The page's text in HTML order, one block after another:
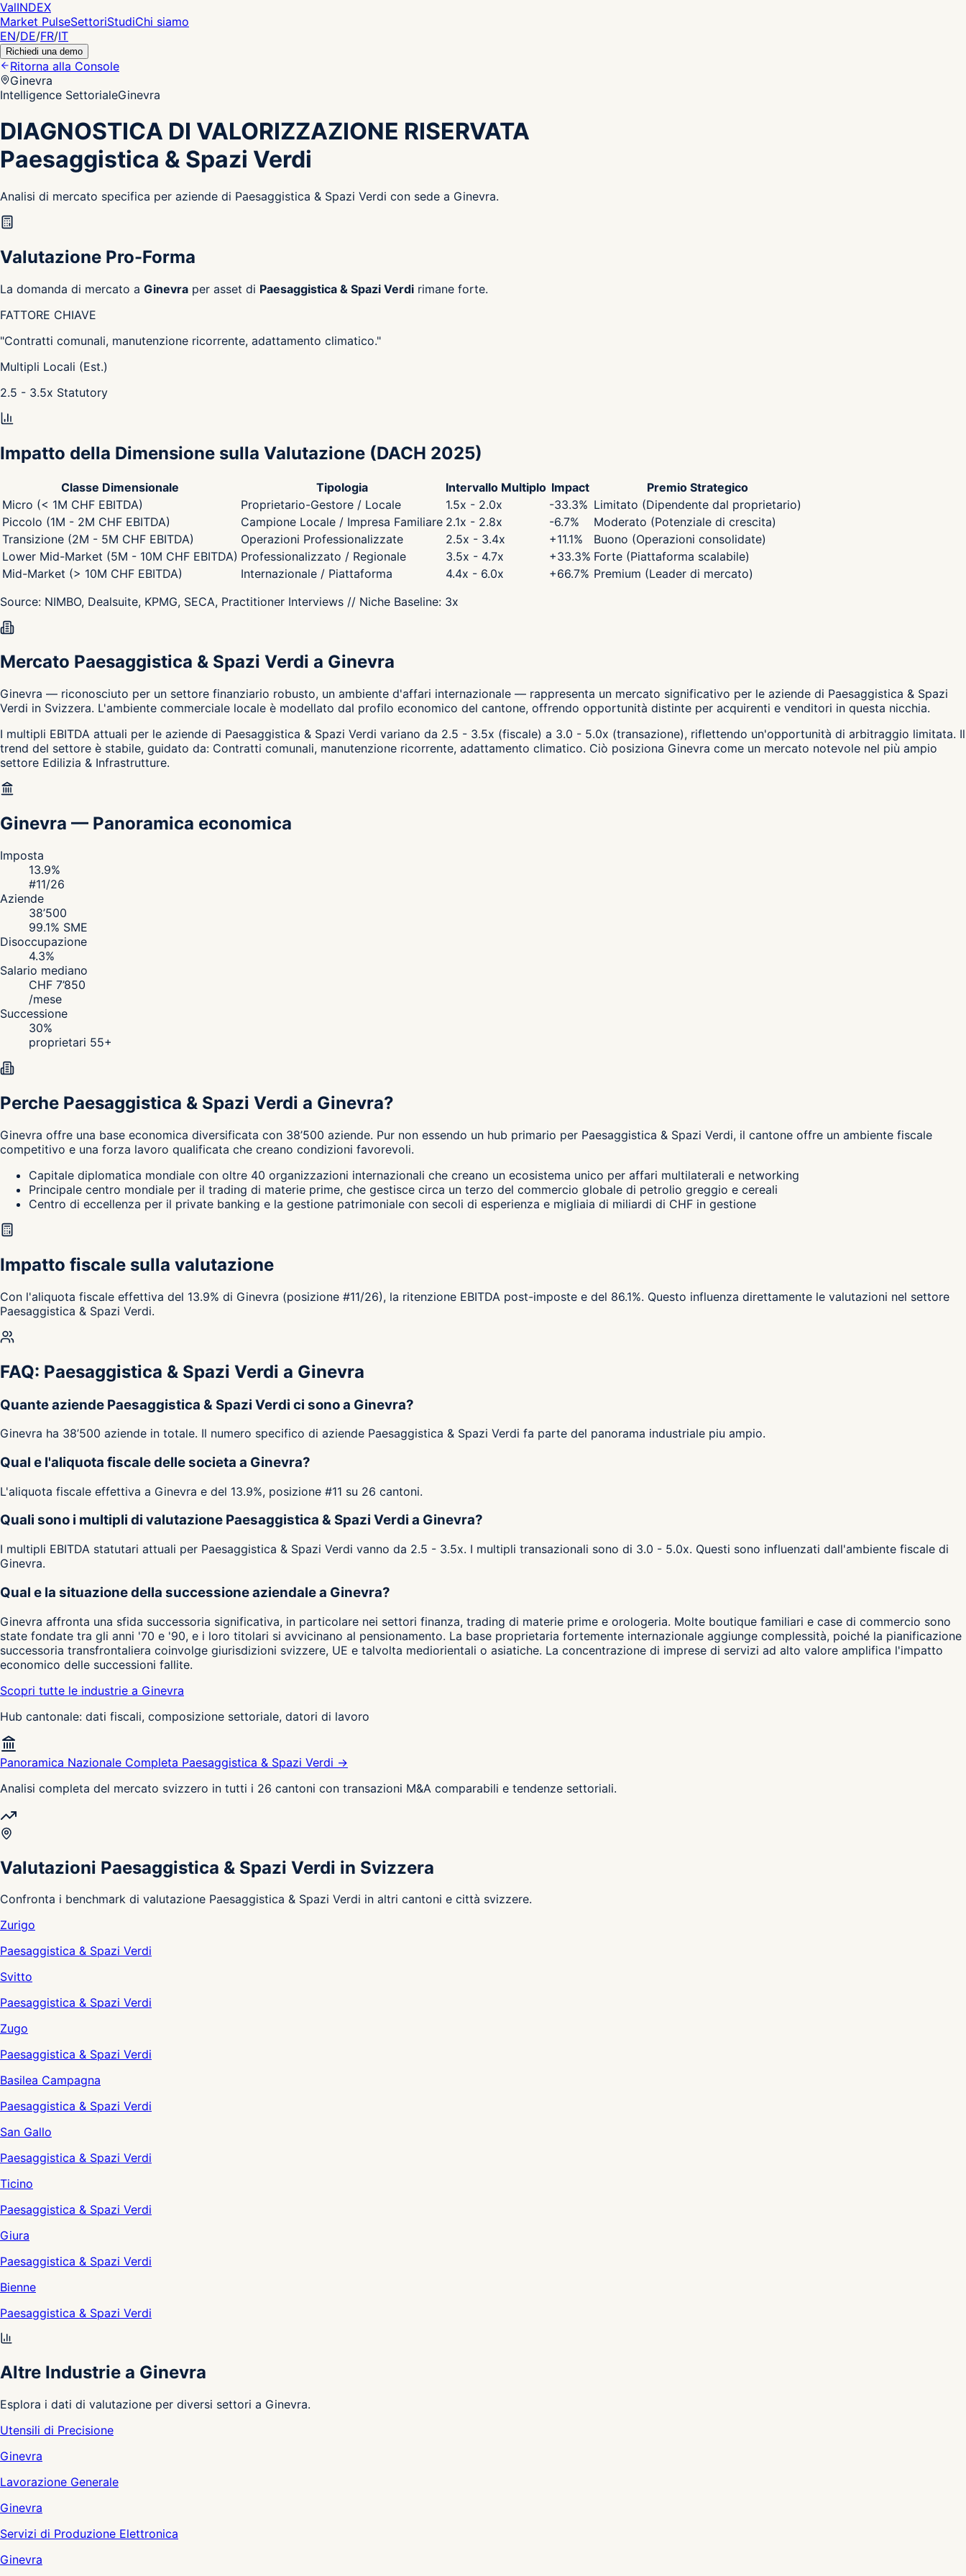
ValINDEX
Market PulseSettoriStudiChi siamo
EN/DE/FR/IT
Richiedi una demo
Ritorna alla Console
Ginevra
Intelligence SettorialeGinevra
DIAGNOSTICA DI VALORIZZAZIONE RISERVATA
Paesaggistica & Spazi Verdi
Analisi di mercato specifica per aziende di Paesaggistica & Spazi Verdi con sede a Ginevra.
Valutazione Pro-Forma
La domanda di mercato a Ginevra per asset di Paesaggistica & Spazi Verdi rimane forte.
FATTORE CHIAVE
"Contratti comunali, manutenzione ricorrente, adattamento climatico."
Multipli Locali (Est.)
2.5 - 3.5x Statutory
Impatto della Dimensione sulla Valutazione (DACH 2025)
Classe Dimensionale Tipologia Intervallo Multiplo Impact
Premio Strategico
Micro (< 1M CHF EBITDA)
Proprietario-Gestore / Locale 1.5x - 2.0x -33.3% Limitato (Dipendente dal proprietario)
Piccolo (1M - 2M CHF EBITDA)
Campione Locale / Impresa Familiare 2.1x - 2.8x -6.7%
Moderato (Potenziale di crescita)
Transizione (2M - 5M CHF EBITDA)
Operazioni Professionalizzate 2.5x - 3.4x +11.1%
Buono (Operazioni consolidate)
Lower Mid-Market (5M - 10M CHF EBITDA) Professionalizzato / Regionale 3.5x - 4.7x +33.3% Forte (Piattaforma scalabile)
Mid-Market (> 10M CHF EBITDA)
Internazionale / Piattaforma 4.4x - 6.0x +66.7% Premium (Leader di mercato)
Source: NIMBO, Dealsuite, KPMG, SECA, Practitioner Interviews // Niche Baseline: 3x
Mercato Paesaggistica & Spazi Verdi a Ginevra
Ginevra — riconosciuto per un settore finanziario robusto, un ambiente d'affari internazionale — rappresenta un mercato significativo per le aziende di Paesaggistica & Spazi
Verdi in Svizzera. L'ambiente commerciale locale è modellato dal profilo economico del cantone, offrendo opportunità distinte per acquirenti e venditori in questa nicchia.
I multipli EBITDA attuali per le aziende di Paesaggistica & Spazi Verdi variano da 2.5 - 3.5x (fiscale) a 3.0 - 5.0x (transazione), riflettendo un'opportunità di arbitraggio limitata. Il
trend del settore è stabile, guidato da: Contratti comunali, manutenzione ricorrente, adattamento climatico. Ciò posiziona Ginevra come un mercato notevole nel più ampio
settore Edilizia & Infrastrutture.
Ginevra — Panoramica economica
Imposta
13.9%
#11/26
Aziende
38’500
99.1% SME
Disoccupazione
4.3%
Salario mediano
CHF 7’850
/mese
Successione
30%
proprietari 55+
Perche Paesaggistica & Spazi Verdi a Ginevra?
Ginevra offre una base economica diversificata con 38’500 aziende. Pur non essendo un hub primario per Paesaggistica & Spazi Verdi, il cantone offre un ambiente fiscale
competitivo e una forza lavoro qualificata che creano condizioni favorevoli.
Capitale diplomatica mondiale con oltre 40 organizzazioni internazionali che creano un ecosistema unico per affari multilaterali e networking
Principale centro mondiale per il trading di materie prime, che gestisce circa un terzo del commercio globale di petrolio greggio e cereali
Centro di eccellenza per il private banking e la gestione patrimoniale con secoli di esperienza e migliaia di miliardi di CHF in gestione
Impatto fiscale sulla valutazione
Con l'aliquota fiscale effettiva del 13.9% di Ginevra (posizione #11/26), la ritenzione EBITDA post-imposte e del 86.1%. Questo influenza direttamente le valutazioni nel settore
Paesaggistica & Spazi Verdi.
FAQ: Paesaggistica & Spazi Verdi a Ginevra
Quante aziende Paesaggistica & Spazi Verdi ci sono a Ginevra?
Ginevra ha 38’500 aziende in totale. Il numero specifico di aziende Paesaggistica & Spazi Verdi fa parte del panorama industriale piu ampio.
Qual e l'aliquota fiscale delle societa a Ginevra?
L'aliquota fiscale effettiva a Ginevra e del 13.9%, posizione #11 su 26 cantoni.
Quali sono i multipli di valutazione Paesaggistica & Spazi Verdi a Ginevra?
I multipli EBITDA statutari attuali per Paesaggistica & Spazi Verdi vanno da 2.5 - 3.5x. I multipli transazionali sono di 3.0 - 5.0x. Questi sono influenzati dall'ambiente fiscale di
Ginevra.
Qual e la situazione della successione aziendale a Ginevra?
Ginevra affronta una sfida successoria significativa, in particolare nei settori finanza, trading di materie prime e orologeria. Molte boutique familiari e case di commercio sono
state fondate tra gli anni '70 e '90, e i loro titolari si avvicinano al pensionamento. La base proprietaria fortemente internazionale aggiunge complessità, poiché la pianificazione
successoria transfrontaliera coinvolge giurisdizioni svizzere, UE e talvolta mediorientali o asiatiche. La concentrazione di imprese di servizi ad alto valore amplifica l'impatto
economico delle successioni fallite.
Scopri tutte le industrie a Ginevra
Hub cantonale: dati fiscali, composizione settoriale, datori di lavoro
Panoramica Nazionale Completa Paesaggistica & Spazi Verdi →
Analisi completa del mercato svizzero in tutti i 26 cantoni con transazioni M&A comparabili e tendenze settoriali.
Valutazioni Paesaggistica & Spazi Verdi in Svizzera
Confronta i benchmark di valutazione Paesaggistica & Spazi Verdi in altri cantoni e città svizzere.
Zurigo
Paesaggistica & Spazi Verdi
Svitto
Paesaggistica & Spazi Verdi
Zugo
Paesaggistica & Spazi Verdi
Basilea Campagna
Paesaggistica & Spazi Verdi
San Gallo
Paesaggistica & Spazi Verdi
Ticino
Paesaggistica & Spazi Verdi
Giura
Paesaggistica & Spazi Verdi
Bienne
Paesaggistica & Spazi Verdi
Altre Industrie a Ginevra
Esplora i dati di valutazione per diversi settori a Ginevra.
Utensili di Precisione
Ginevra
Lavorazione Generale
Ginevra
Servizi di Produzione Elettronica
Ginevra